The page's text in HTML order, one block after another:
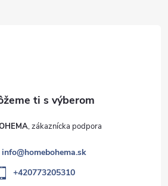
info@homebohema.sk
+420773205310